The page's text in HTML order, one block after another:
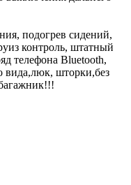
подогрев сидений,
контроль, штатный
телефона Bluetooth,
вида,люк, шторки,без